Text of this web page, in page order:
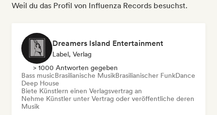
Weil du das Profil von Influenza Records besuchst.
Dreamers Island Entertainment
Label, Verlag
> 1000 Antworten gegeben
Bass musicBrasilianische MusikBrasilianischer FunkDance
Deep House
Biete Künstlern einen Verlagsvertrag an
Nehme Künstler unter Vertrag oder veröffentliche deren
Musik